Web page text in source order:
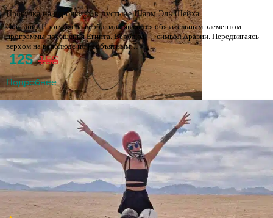
Прогулка на верблюдах в пустыне Шарм Эль Шейха
Описание Прогулка на верблюдах является обязательным элементом
программы посещения Египта. Верблюд — символ Аравии. Передвигаясь
верхом на верблюде по необъятным…
12$ 15$
Подробнее